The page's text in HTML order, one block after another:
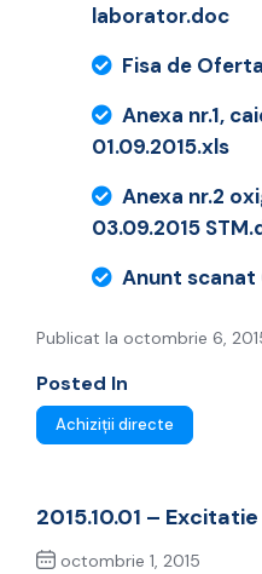
laborator.doc
Fisa de
Anexa nr.1,
01.09.2015.xls
Anexa nr.2
03.09.2015
Anunt
Publicat la octombrie 6,
Posted In
Achiziții directe
2015.10.01 – Excitatie
octombrie 1, 2015